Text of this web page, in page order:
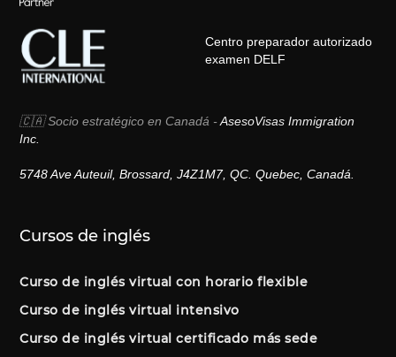
Centro preparador autorizado
examen DELF
🇨🇦 Socio estratégico en Canadá -AsesoVisas Immigration
Inc.
5748 Ave Auteuil, Brossard, J4Z1M7, QC. Quebec, Canadá.
Cursos de inglés
Curso de inglés virtual con horario flexible
Curso de inglés virtual intensivo
Curso de inglés virtual certificado más sede